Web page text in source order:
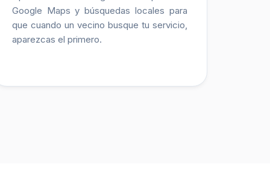
Google Maps y búsquedas locales para
que cuando un vecino busque tu servicio,
aparezcas el primero.